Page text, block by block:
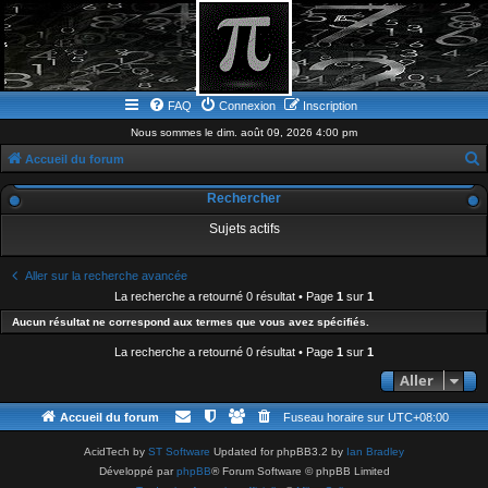
FAQ Connexion Inscription
Nous sommes le dim. août 09, 2026 4:00 pm
Accueil du forum
e
c
Rechercher
Sujets actifs
Aller sur la recherche avancée
La recherche a retourné 0 résultat • Page 1 sur 1
Aucun résultat ne correspond aux termes que vous avez spécifiés.
La recherche a retourné 0 résultat • Page 1 sur 1
Aller
Accueil du forum Fuseau horaire sur UTC+08:00
AcidTech by ST Software Updated for phpBB3.2 by Ian Bradley
Développé parphpBB® Forum Software © phpBB Limited